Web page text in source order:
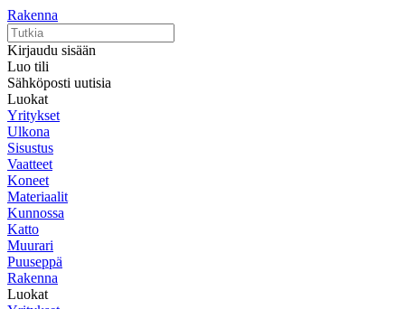
Rakenna
Kirjaudu sisään
Luo tili
Sähköposti uutisia
Luokat
Yritykset
Ulkona
Sisustus
Vaatteet
Koneet
Materiaalit
Kunnossa
Katto
Muurari
Puuseppä
Rakenna
Luokat